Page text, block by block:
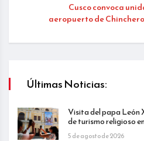
Cusco convoca
aeropuerto de
Últimas Noticias:
Visita del papa León
de turismo religioso
5 de agosto de 2026